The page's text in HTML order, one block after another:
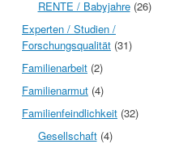
RENTE / Babyjahre(26)
Experten / Studien /
Forschungsqualität (31)
Familienarbeit (2)
Familienarmut (4)
Familienfeindlichkeit (32)
Gesellschaft(4)